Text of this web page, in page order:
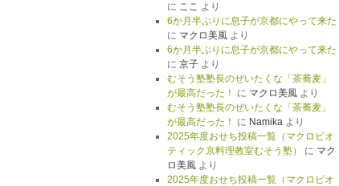
に ここ より
6か月半ぶりに息子が京都にやって来た
に マクロ美風より
6か月半ぶりに息子が京都にやって来た
に 京子より
むそう塾塾長のぜいたくな「茶蕎麦」
が最高だった！
に マクロ美風より
むそう塾塾長のぜいたくな「茶蕎麦」
が最高だった！
に Namikaより
2025年度おせち投稿一覧（マクロビオ
ティック京料理教室むそう塾）
に マク
ロ美風より
2025年度おせち投稿一覧（マクロビオ